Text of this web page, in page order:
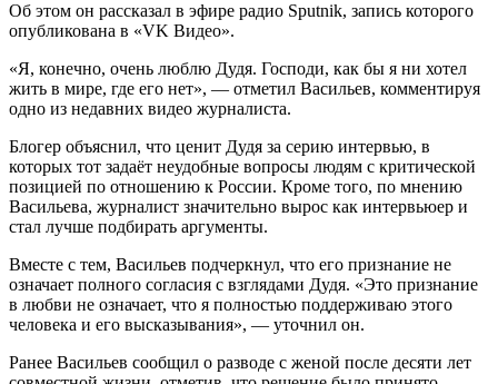
Об этом он рассказал в эфире радио Sputnik, запись которого
опубликована в «VK Видео».
«Я, конечно, очень люблю Дудя. Господи, как бы я ни хотел
жить в мире, где его нет», — отметил Васильев, комментируя
одно из недавних видео журналиста.
Блогер объяснил, что ценит Дудя за серию интервью, в
которых тот задаёт неудобные вопросы людям с критической
позицией по отношению к России. Кроме того, по мнению
Васильева, журналист значительно вырос как интервьюер и
стал лучше подбирать аргументы.
Вместе с тем, Васильев подчеркнул, что его признание не
означает полного согласия с взглядами Дудя. «Это признание
в любви не означает, что я полностью поддерживаю этого
человека и его высказывания», — уточнил он.
Ранее Васильев сообщил о разводе с женой после десяти лет